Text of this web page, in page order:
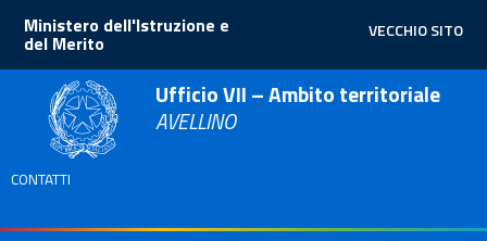
VECCHIO SITO
Ministero dell'Istruzione e
del Merito
Ufficio VII – Ambito territoriale
AVELLINO
CONTATTI